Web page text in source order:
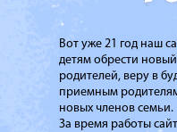
Вот уже 21 год наш
детям обрести
родителей, веру в
приемным
новых членов семьи.
За время работы